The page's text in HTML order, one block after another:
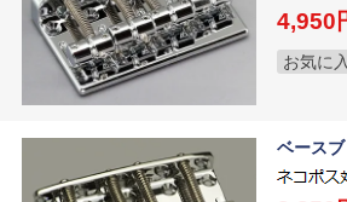
4,950
お気に
ベース